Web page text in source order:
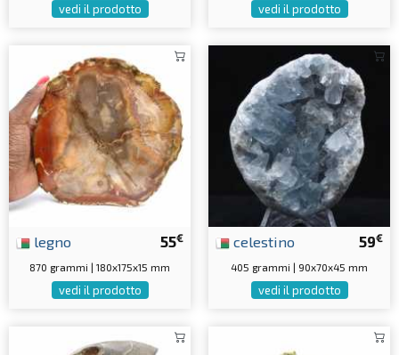
vedi il prodotto vedi il prodotto
55€
legno
870 grammi | 180x175x15 mm
vedi il prodotto
59€
celestino
405 grammi | 90x70x45 mm
vedi il prodotto